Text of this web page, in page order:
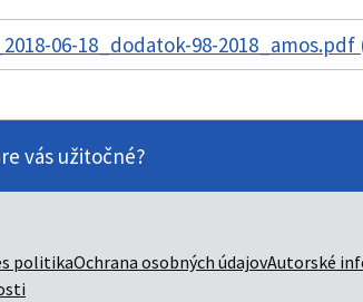
06-18_dodatok-98-2018_amos.pdf
vás užitočné?
politikaOchrana osobných údajovAutorské